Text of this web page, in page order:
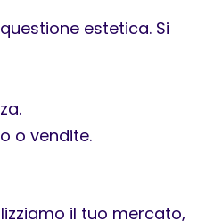
estetica. Si
o vendite.
il tuo mercato,